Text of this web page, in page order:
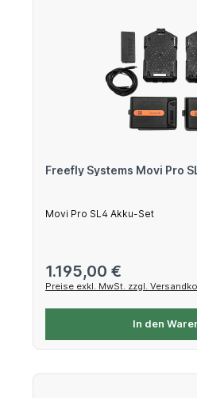
Freefly Systems Movi Pro
Movi Pro SL4 Akku-Set
Regulärer Preis:
1.195,00 €
Preise exkl. MwSt. zzgl.
In den